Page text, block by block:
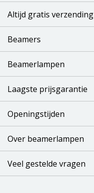
Altijd gratis verzending
Beamers
Beamerlampen
Laagste prijsgarantie
Openingstijden
Over beamerlampen
Veel gestelde vragen